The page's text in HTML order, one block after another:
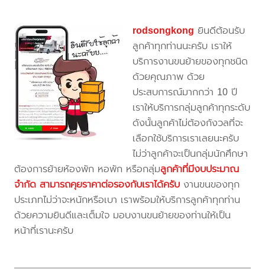
rodsongkong ยินดีต้อนรับ
ลูกค้าทุกท่านนะครับ เราให้
บริการงานขนย้ายของทุกชนิด
ด้วยคุณภาพ ด้วย
ประสบการณ์มากกว่า 10 ปี
เราให้บริการกลุ่มลูกค้าทุกระดับ
ดังนั้นลูกค้าไม่ต้องกังวลที่จะ
เลือกใช้บริการเราเลยนะครับ
ไม่ว่าลูกค้าจะเป็นกลุ่มนักศึกษา
ต้องการย้ายห้องพัก หอพัก หรือกลุ่มลูกค้าที่มีงบประมาณ
จำกัด สามารถคุยราคาต่อรองกับเราได้ครับ งานขนของทุก
ประเภทไม่ว่าจะหนักหรือเบา เราพร้อมให้บริการลูกค้าทุกท่าน
ด้วยความยินดีและเต็มใจ มอบงานขนย้ายของท่านให้เป็น
หน้าที่เรานะครับ